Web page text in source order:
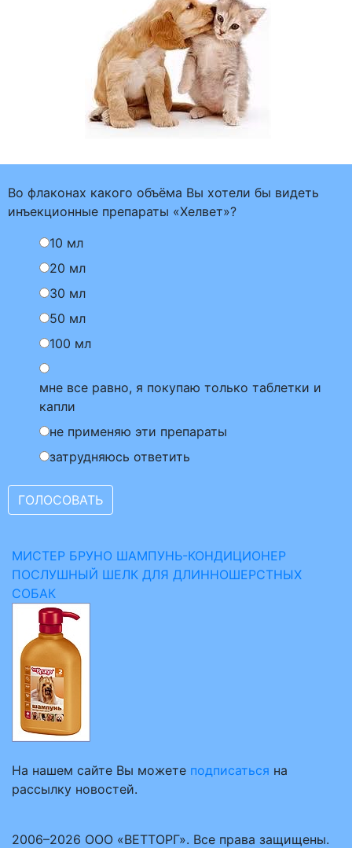
Во флаконах какого объёма Вы хотели бы видеть
инъекционные препараты «Хелвет»?
10 мл
20 мл
30 мл
50 мл
100 мл
мне все равно, я покупаю только таблетки и
капли
не применяю эти препараты
затрудняюсь ответить
МИСТЕР БРУНО ШАМПУНЬ-КОНДИЦИОНЕР
ПОСЛУШНЫЙ ШЕЛК ДЛЯ ДЛИННОШЕРСТНЫХ
СОБАК
На нашем сайте Вы можете подписаться на
рассылку новостей.
2006–2026 ООО «ВЕТТОРГ». Все права защищены.